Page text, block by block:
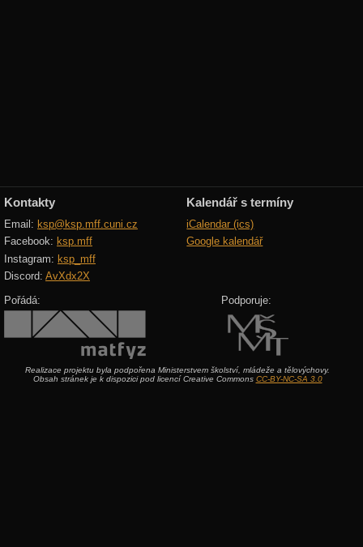
Kontakty
Email: ksp@ksp.mff.cuni.cz
Facebook: ksp.mff
Instagram: ksp_mff
Discord: AvXdx2X
Kalendář s termíny
iCalendar (ics)
Google kalendář
Pořádá: Podporuje:
Realizace projektu byla podpořena Ministerstvem školství, mládeže a tělovýchovy.
Obsah stránek je k dispozici pod licencí Creative Commons CC-BY-NC-SA 3.0